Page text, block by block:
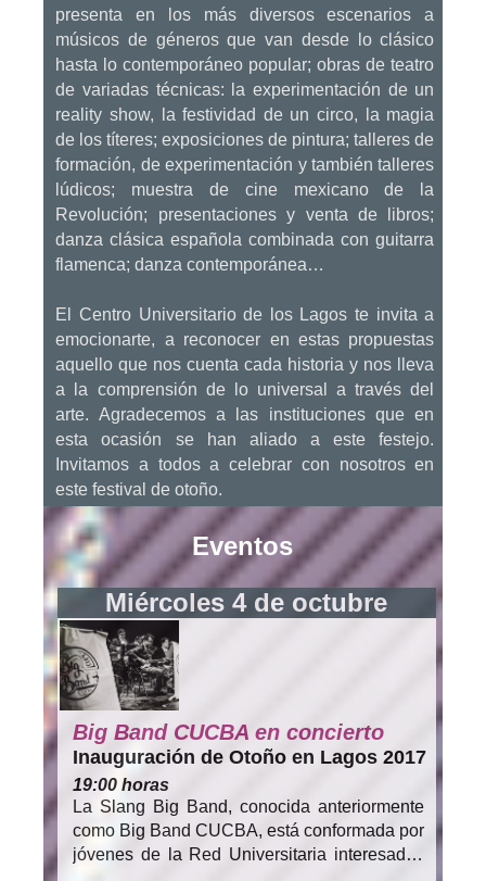
presenta en los más diversos escenarios a
músicos de géneros que van desde lo clásico
hasta lo contemporáneo popular; obras de teatro
de variadas técnicas: la experimentación de un
reality show, la festividad de un circo, la magia
de los títeres; exposiciones de pintura; talleres de
formación, de experimentación y también talleres
lúdicos; muestra de cine mexicano de la
Revolución; presentaciones y venta de libros;
danza clásica española combinada con guitarra
flamenca; danza contemporánea…
El Centro Universitario de los Lagos te invita a
emocionarte, a reconocer en estas propuestas
aquello que nos cuenta cada historia y nos lleva
a la comprensión de lo universal a través del
arte. Agradecemos a las instituciones que en
esta ocasión se han aliado a este festejo.
Invitamos a todos a celebrar con nosotros en
este festival de otoño.
Eventos
Miércoles 4 de octubre
Big Band CUCBA en concierto
Inauguración de Otoño en Lagos 2017
19:00 horas
La Slang Big Band, conocida anteriormente
como Big Band CUCBA, está conformada por
jóvenes de la Red Universitaria interesados